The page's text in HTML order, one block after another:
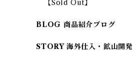
【Sold Out】
BLOG 商品紹介ブログ
STORY 海外仕入・鉱山開発